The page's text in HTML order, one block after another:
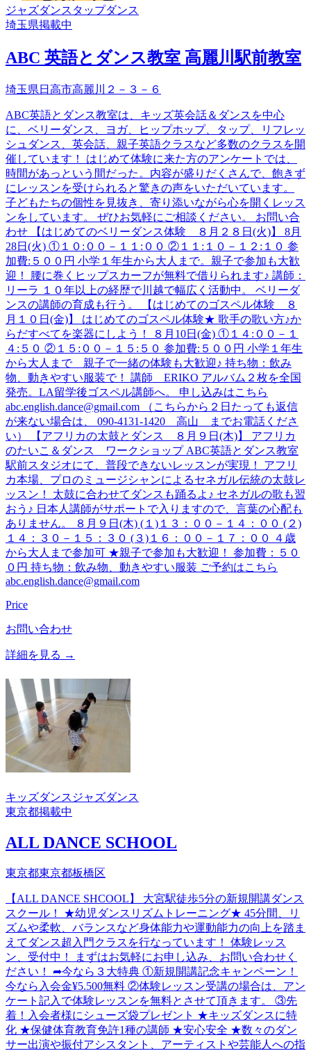
ジャズダンス タップダンス
埼玉県掲載中
ABC 英語とダンス教室 高麗川駅前教室
埼玉県日高市高麗川２－３－６
ABC英語とダンス教室は、キッズ英会話＆ダンスを中心
に、ベリーダンス、ヨガ、ヒップホップ、タップ、リフレッ
シュダンス、英会話、親子英語クラスなど多数のクラスを開
催しています！ はじめて体験に来た方のアンケートでは、
時間があっという間だった。内容が盛りだくさんで、飽きず
にレッスンを受けられると驚きの声をいただいています。
子どもたちの個性を見抜き、寄り添いながら心を開くレッス
ンをしています。 ぜひお気軽にご相談ください。 お問い合
わせ 【はじめてのベリーダンス体験 ８月２８日(火)】 8月
28日(火) ①１０:００－１１:００ ②１１:１０－１２:１０ 参
加費:５００円 小学１年生から大人まで。親子で参加も大歓
迎！ 腰に巻くヒップスカーフが無料で借りられます♪ 講師：
リーラ １０年以上の経歴で川越で幅広く活動中。 ベリーダ
ンスの講師の育成も行う。 【はじめてのゴスペル体験 ８
月１０日(金)】 はじめてのゴスペル体験★ 歌手の歌い方♪か
らだすべてを楽器にしよう！ ８月10日(金) ①１４:００－１
４:５０ ②１５:００－１５:５０ 参加費:５００円 小学１年生
から大人まで 親子で一緒の体験も大歓迎♪ 持ち物：飲み
物、動きやすい服装で！ 講師 ERIKO アルバム２枚を全国
発売。LA留学後ゴスペル講師へ。 申し込みはこちら
abc.english.dance@gmail.com （こちらから２日たっても返信
が来ない場合は、 090-4131-1420 高山 までお電話くださ
い） 【アフリカの太鼓とダンス ８月９日(木)】 アフリカ
のたいこ＆ダンス ワークショップ ABC英語とダンス教室
駅前スタジオにて、普段できないレッスンが実現！ アフリ
カ本場、プロのミュージシャンによるセネガル伝統の太鼓レ
ッスン！ 太鼓に合わせてダンスも踊るよ♪ セネガルの歌も習
おう♪ 日本人講師がサポートで入りますので、言葉の心配も
ありません。 ８月９日(木) (１)１３：００－１４：００ (２)
１４：３０－１５：３０ (３)１６：００－１７：００ ４歳
から大人まで参加可 ★親子で参加も大歓迎！ 参加費：５０
０円 持ち物：飲み物、動きやすい服装 ご予約はこちら
abc.english.dance@gmail.com
Price
お問い合わせ
詳細を見る →
キッズダンス ジャズダンス
東京都掲載中
ALL DANCE SCHOOL
東京都東京都板橋区
【ALL DANCE SHCOOL】 大宮駅徒歩5分の新規開講ダンス
スクール！ ★幼児ダンスリズムトレーニング★ 45分間、リ
ズムや柔軟、バランスなど身体能力や運動能力の向上を踏ま
えてダンス超入門クラスを行なっています！ 体験レッス
ン、受付中！ まずはお気軽にお申し込み、お問い合わせく
ださい！ ➦今なら３大特典 ①新規開講記念キャンペーン！
今なら入会金¥5.500無料 ②体験レッスン受講の場合は、アン
ケート記入で体験レッスンを無料とさせて頂きます。 ③先
着！入会者様にシューズ袋プレゼント ★キッズダンスに特
化 ★保健体育教育免許1種の講師 ★安心安全 ★数々のダン
サー出演や振付アシスタント、アーティストや芸能人への指